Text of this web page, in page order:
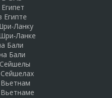
Египте
Ланку
Ланке
Бали
Бали